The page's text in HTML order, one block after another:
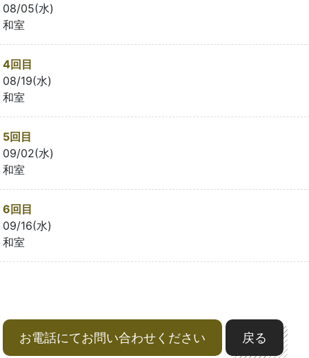
08/05(水)
和室
4回目
08/19(水)
和室
5回目
09/02(水)
和室
6回目
09/16(水)
和室
お電話にてお問い合わせください 戻る